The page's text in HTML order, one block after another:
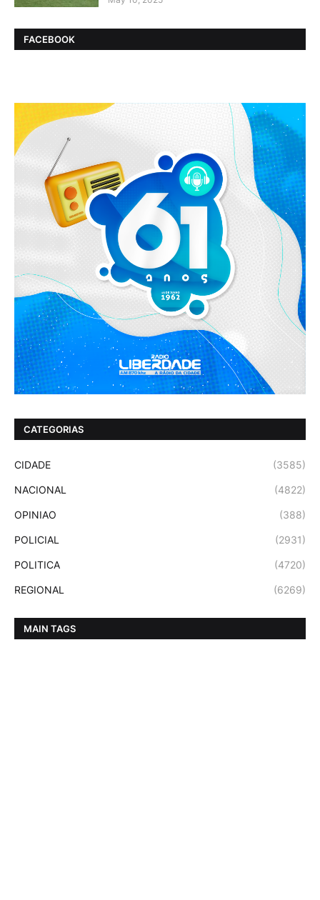
FACEBOOK
CATEGORIAS
CIDADE (3585)
NACIONAL (4822)
OPINIAO (388)
POLICIAL (2931)
POLITICA (4720)
REGIONAL (6269)
MAIN TAGS